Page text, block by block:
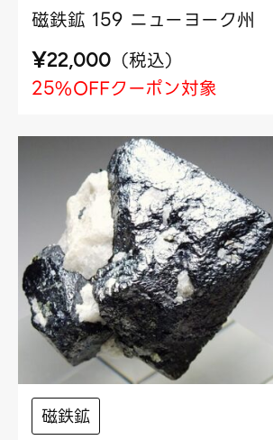
磁鉄鉱 159 ニューヨーク州
¥22,000 （税込）
25%OFFクーポン対象
磁鉄鉱